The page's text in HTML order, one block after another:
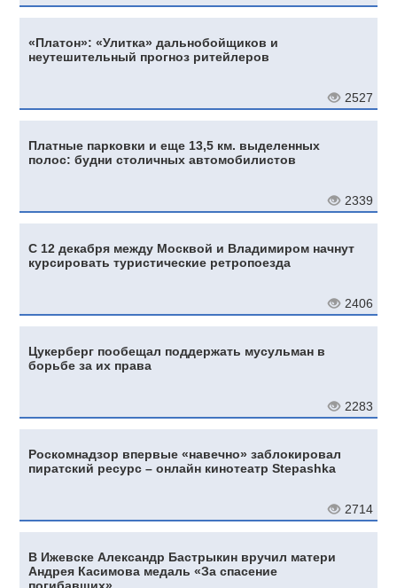
«Платон»: «Улитка» дальнобойщиков и
неутешительный прогноз ритейлеров
2527
Платные парковки и еще 13,5 км. выделенных
полос: будни столичных автомобилистов
2339
С 12 декабря между Москвой и Владимиром начнут
курсировать туристические ретропоезда
2406
Цукерберг пообещал поддержать мусульман в
борьбе за их права
2283
Роскомнадзор впервые «навечно» заблокировал
пиратский ресурс – онлайн кинотеатр Stepashka
2714
В Ижевске Александр Бастрыкин вручил матери
Андрея Касимова медаль «За спасение
погибавших»